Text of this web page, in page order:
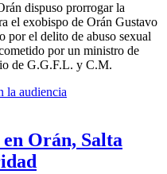
dispuso prorrogar la
el exobispo de Orán Gustavo
por el delito de abuso sexual
por un ministro de
de G.G.F.L. y C.M.
la audiencia
Orán, Salta